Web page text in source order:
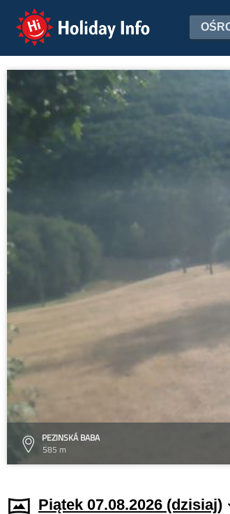
Holiday Info
PEZINSKÁ BABA
585 m
Piątek 07.08.2026 (dzisiaj)